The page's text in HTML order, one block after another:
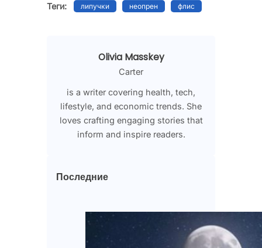
Теги: липучки неопрен флис
Olivia Masskey
Carter
is a writer covering health, tech,
lifestyle, and economic trends. She
loves crafting engaging stories that
inform and inspire readers.
Последние